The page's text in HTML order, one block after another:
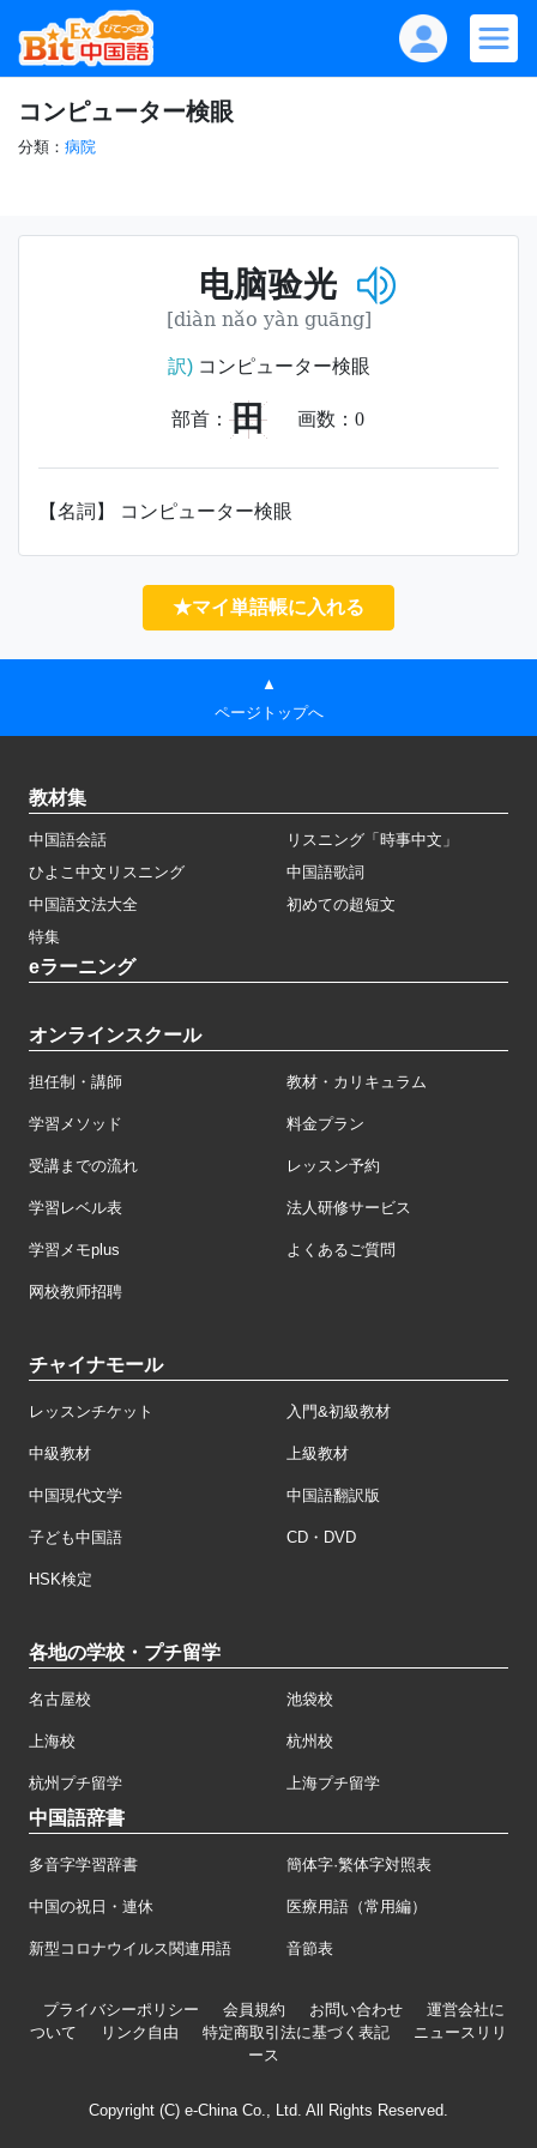
コンピューター検眼
分類： 病院
电脑验光
[diàn nǎo yàn guāng]
訳)コンピューター検眼
部首： 田 画数： 0
【名詞】 コンピューター検眼
★マイ単語帳に入れる
▲
ページトップへ
教材集
中国語会話
リスニング「時事中文」
ひよこ中文リスニング
中国語歌詞
中国語文法大全
初めての超短文
特集
eラーニング
オンラインスクール
担任制・講師 教材・カリキュラム
学習メソッド 料金プラン
受講までの流れ レッスン予約
学習レベル表 法人研修サービス
学習メモplus よくあるご質問
网校教师招聘
チャイナモール
レッスンチケット 入門&初級教材
中級教材 上級教材
中国現代文学 中国語翻訳版
子ども中国語 CD・DVD
HSK検定
各地の学校・プチ留学
名古屋校 池袋校
上海校 杭州校
杭州プチ留学 上海プチ留学
中国語辞書
多音字学習辞書 簡体字·繁体字対照表
中国の祝日・連休 医療用語（常用編）
新型コロナウイルス関連用語 音節表
プライバシーポリシー 会員規約 お問い合わせ
運営会社に
ついて
リンク自由 特定商取引法に基づく表記
ニュースリリ
ース
Copyright (C) e-China Co., Ltd. All Rights Reserved.